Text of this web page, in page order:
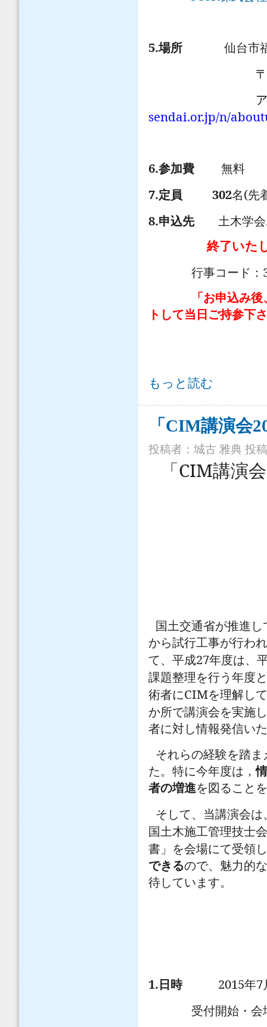
5.場所
仙台市
〒
アクセ
sendai.or.jp/n/
6.参加費 無料
7.定員 302名(先
8.申込先
土木学
終了いた
行事コード：
「お申込み
トして当日ご持参下
「CIM講演会2015（仙台）」の開催
もっと読む
「CIM講演会
投稿者： 城古 雅典 投
「 CIM講演会
国土交通省が推進し
から試行工事が行わ
て、平成27年度は、
課題整理を行う年度
術者にCIMを理解し
か所で講演会を実施
者に対し情報発信い
それらの経験を踏
た。特に今年度は，
者の増進を図ること
そして、当講演会は
国土木施工管理技士
書」を会場にて受領
できるので、魅力的
待しています。
1. 日時 2015年7
受付開始